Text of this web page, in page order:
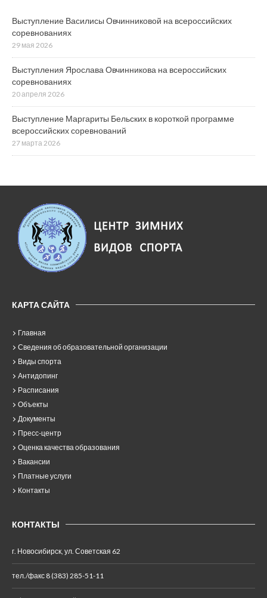
Выступление Василисы Овчинниковой на всероссийских
соревнованиях
29 мая 2026
Выступления Ярослава Овчинникова на всероссийских
соревнованиях
20 апреля 2026
Выступление Маргариты Бельских в короткой программе
всероссийских соревнований
27 марта 2026
КАРТА САЙТА
Главная
Сведения об образовательной организации
Виды спорта
Антидопинг
Расписания
Объекты
Документы
Пресс-центр
Оценка качества образования
Вакансии
Платные услуги
Контакты
КОНТАКТЫ
г. Новосибирск, ул. Советская 62
тел./факс 8 (383) 285-51-11